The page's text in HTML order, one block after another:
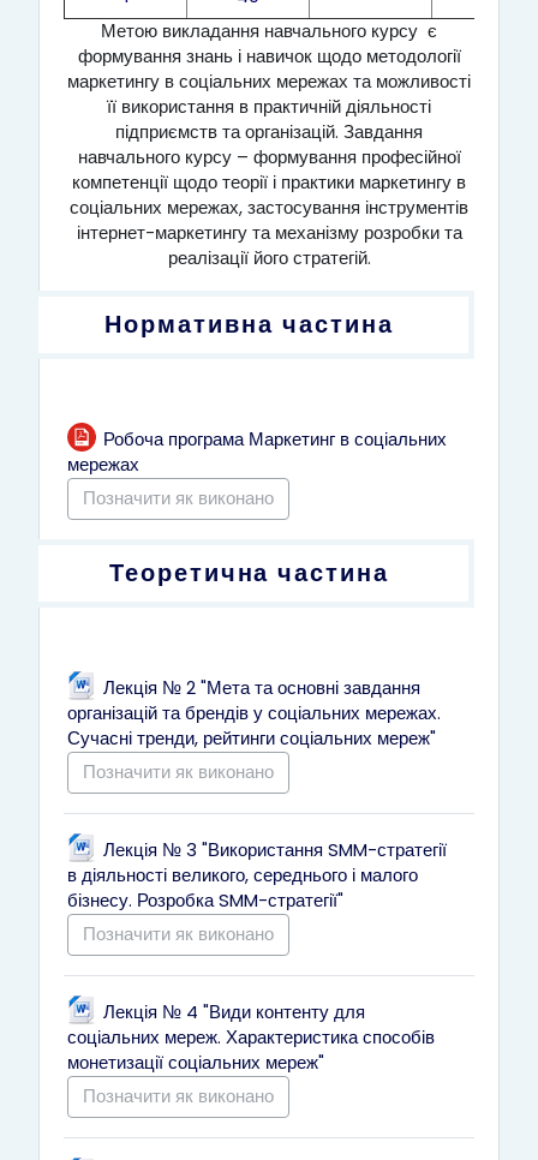
Метою викладання навчального курсу є
формування знань і навичок щодо методології
маркетингу в соціальних мережах та можливості
її використання в практичній діяльності
підприємств та організацій. Завдання
навчального курсу – формування професійної
компетенції щодо теорії і практики маркетингу в
соціальних мережах, застосування інструментів
інтернет-маркетингу та механізму розробки та
реалізації його стратегій.
Нормативна частина
Робоча програма Маркетинг в соціальних
мережахФайл
Позначити як виконано
Теоретична частина
Лекція № 2 "Мета та основні завдання
організацій та брендів у соціальних мережах.
Сучасні тренди, рейтинги соціальних мереж"Файл
Позначити як виконано
Лекція № 3 "Використання SMM-стратегії
в діяльності великого, середнього і малого
бізнесу. Розробка SMM-стратегії"Файл
Позначити як виконано
Лекція № 4 "Види контенту для
соціальних мереж. Характеристика способів
монетизації соціальних мереж"Файл
Позначити як виконано